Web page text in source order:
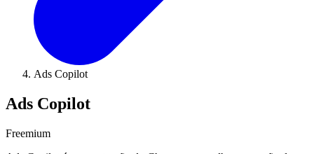
Ads Copilot
Ads Copilot
Freemium